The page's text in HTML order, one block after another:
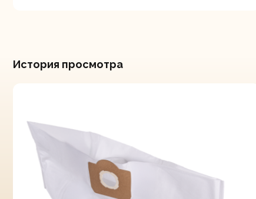
История просмотра